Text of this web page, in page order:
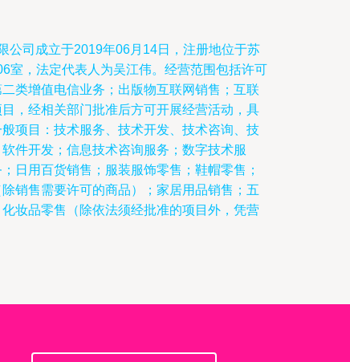
公司成立于2019年06月14日，注册地位于苏
室，法定代表人为吴江伟。经营范围包括许可
类增值电信业务；出版物互联网销售；互联
，经相关部门批准后方可开展经营活动，具
项目：技术服务、技术开发、技术咨询、技
件开发；信息技术咨询服务；数字技术服
日用百货销售；服装服饰零售；鞋帽零售；
销售需要许可的商品）；家居用品销售；五
妆品零售（除依法须经批准的项目外，凭营